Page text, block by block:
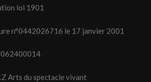
loi 1901
n°0442026716 le 17 janvier 2001
Arts du spectacle vivant